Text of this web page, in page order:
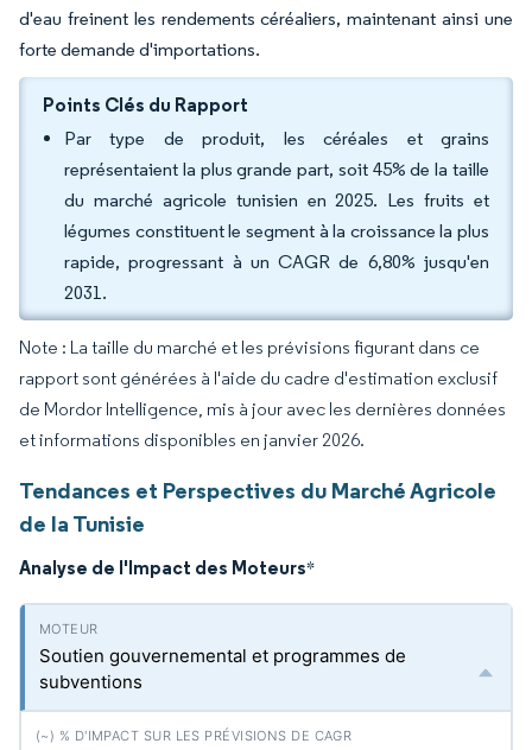
d'eau freinent les rendements céréaliers, maintenant ainsi une
forte demande d'importations.
Points Clés du Rapport
Par type de produit, les céréales et grains
représentaient la plus grande part, soit 45% de la taille
du marché agricole tunisien en 2025. Les fruits et
légumes constituent le segment à la croissance la plus
rapide, progressant à un CAGR de 6,80% jusqu'en
2031.
Note : La taille du marché et les prévisions figurant dans ce
rapport sont générées à l'aide du cadre d'estimation exclusif
de Mordor Intelligence, mis à jour avec les dernières données
et informations disponibles en janvier 2026.
Tendances et Perspectives du Marché Agricole
de la Tunisie
Analyse de l'Impact des Moteurs*
Soutien gouvernemental et programmes de
subventions